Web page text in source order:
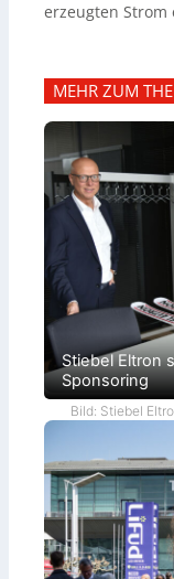
erzeugten
MEHR ZUM
Stiebel Eltron
Sponsoring
Bild: Stiebel